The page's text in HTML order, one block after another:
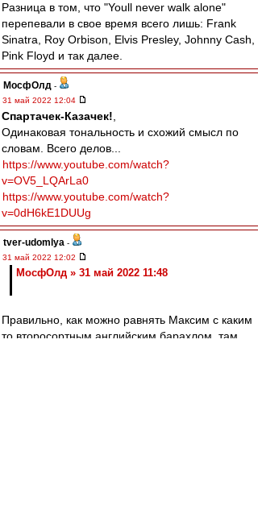
Разница в том, что "Youll never walk alone"
перепевали в свое время всего лишь: Frank
Sinatra, Roy Orbison, Elvis Presley, Johnny Cash,
Pink Floyd и так далее.
МосфОлд -
31 май 2022 12:04
Спартачек-Казачек!
Одинаковая тональность и схожий смысл по
словам. Всего делов...
https://www.youtube.com/watch?
v=OV5_LQArLa0
https://www.youtube.com/watch?
v=0dH6kE1DUUg
tver-udomlya -
31 май 2022 12:02
МосфОлд » 31 май 2022 11:48
Правильно, как можно равнять Максим с каким
то второсортным английским барахлом, там